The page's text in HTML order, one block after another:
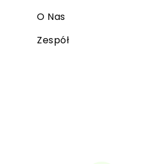
O Nas
Zespół